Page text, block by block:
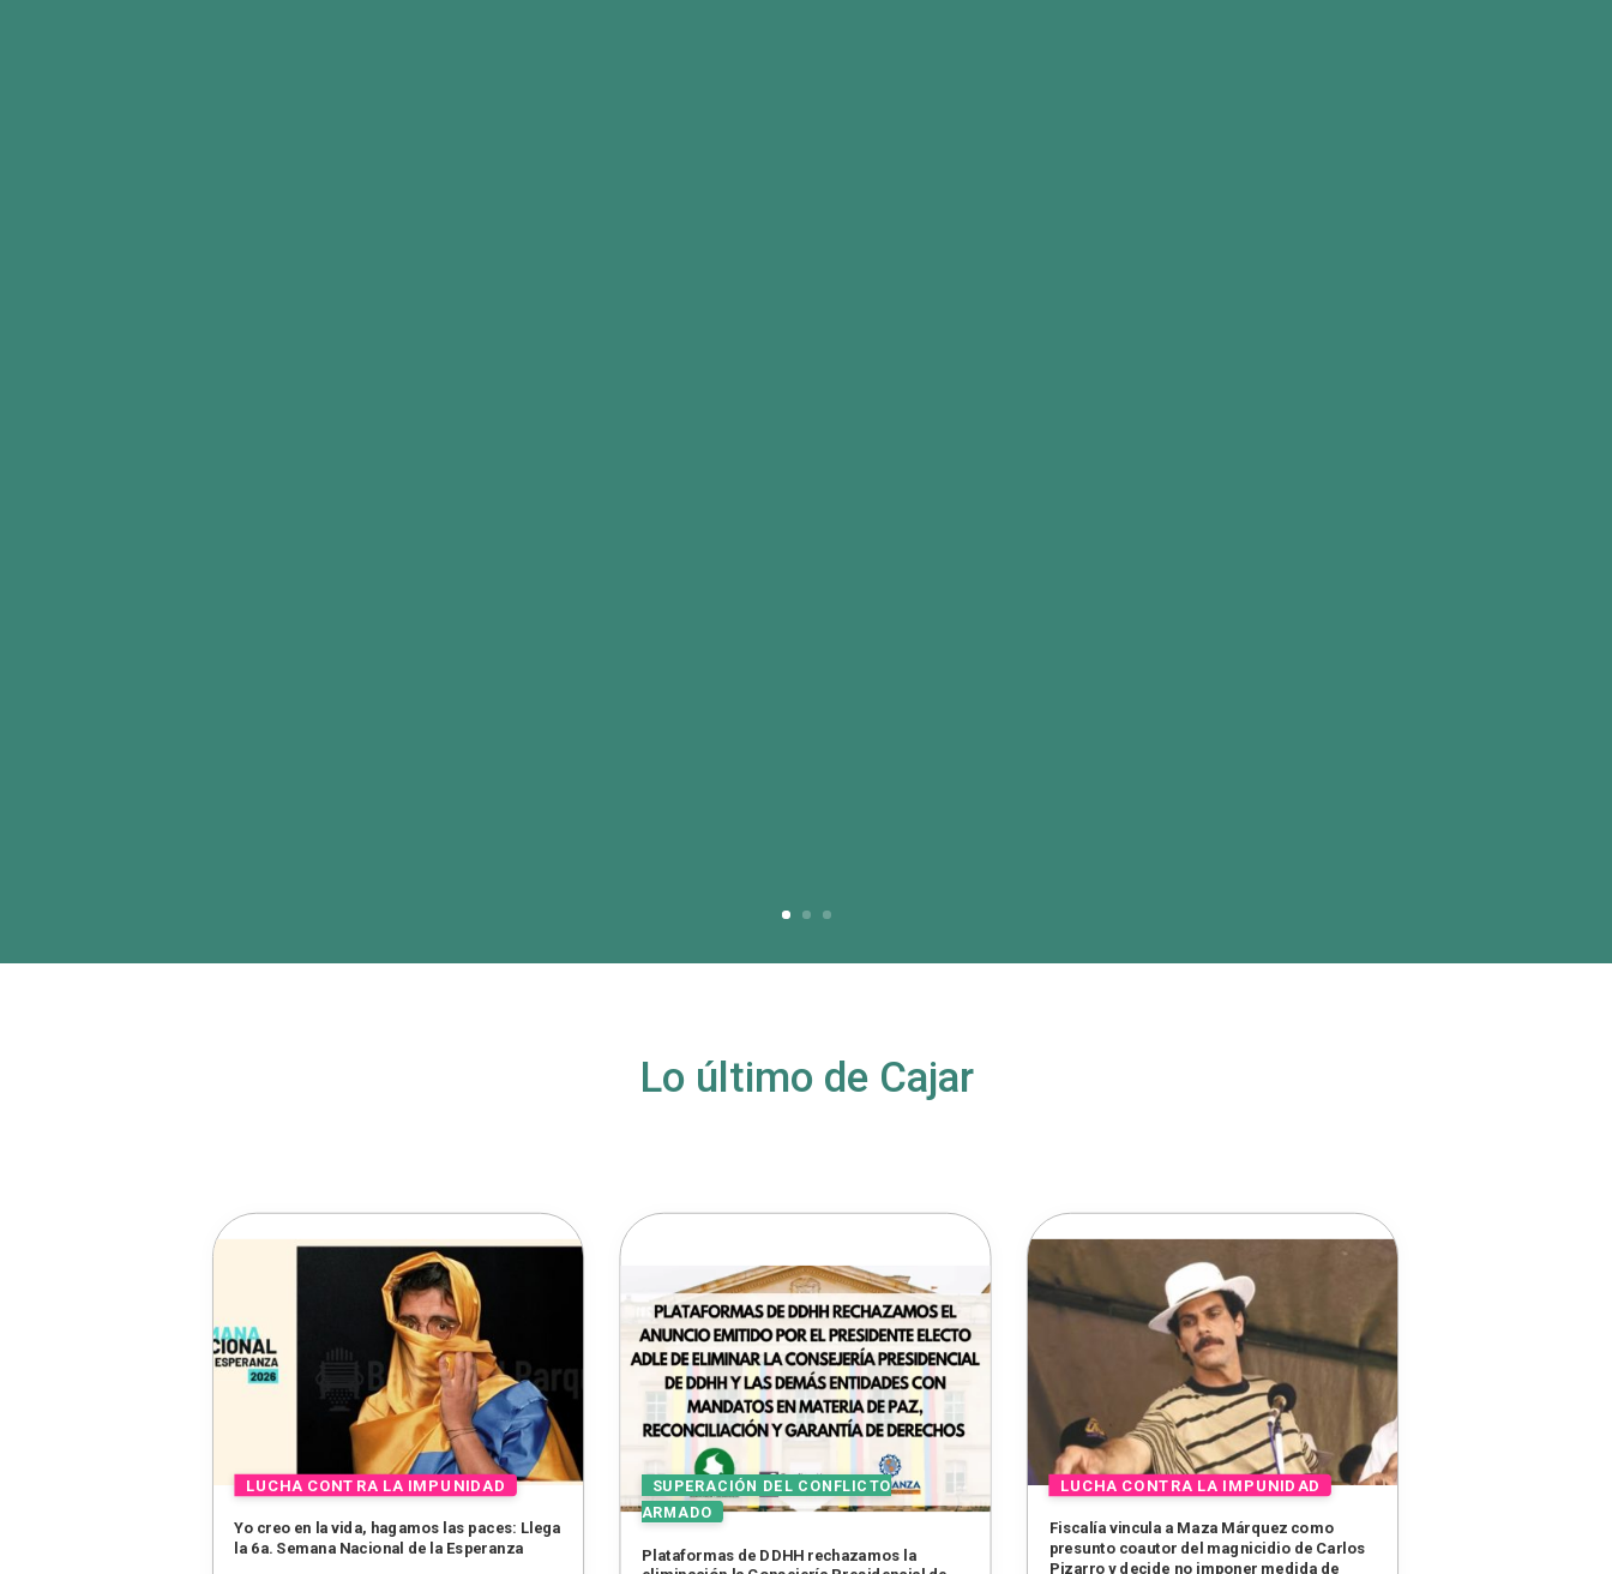
Lo último de Cajar
Yo creo en la vida, hagamos las paces: Llega
la 6a. Semana Nacional de la Esperanza
Plataformas de DDHH rechazamos la
Fiscalía vincula a Maza Márquez como
presunto coautor del magnicidio de Carlos
Pizarro y decide no imponer medida de